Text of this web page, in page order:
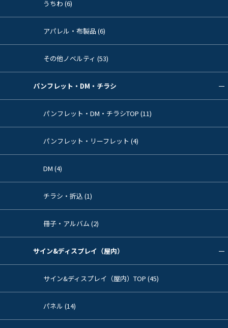
うちわ (6)
アパレル・布製品 (6)
その他ノベルティ (53)
パンフレット・DM・チラシ
パンフレット・DM・チラシTOP (11)
パンフレット・リーフレット (4)
DM (4)
チラシ・折込 (1)
冊子・アルバム (2)
サイン&ディスプレイ（屋内）
サイン&ディスプレイ（屋内）TOP (45)
パネル (14)